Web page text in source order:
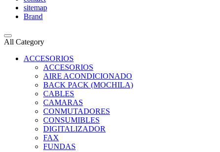
sitemap
Brand
All Category
ACCESORIOS
ACCESORIOS
AIRE ACONDICIONADO
BACK PACK (MOCHILA)
CABLES
CAMARAS
CONMUTADORES
CONSUMIBLES
DIGITALIZADOR
FAX
FUNDAS